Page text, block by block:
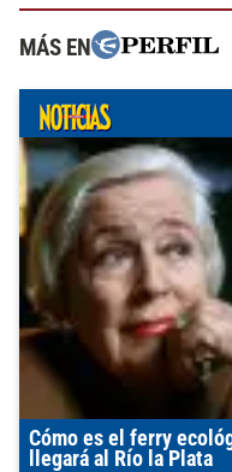
MÁS EN
Cómo es el ferry
llegará al Río la Plata